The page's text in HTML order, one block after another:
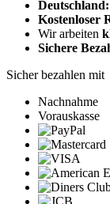
Kostenloser
Wir arbeiten
Sichere
Sicher bezahlen mit
Nachnahme
Vorauskasse